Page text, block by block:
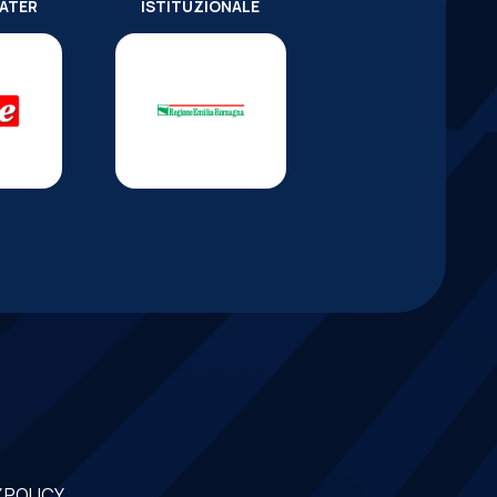
ISTITUZIONALE